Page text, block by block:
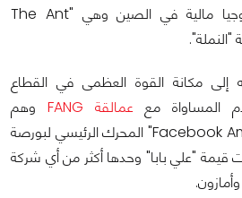
ويمتلك أكبر شركة تكنولوجيا مالية في الصين وهي "The Ant
إلى مكانة القوة العظمى في القطاع
المساواة مع عمالقة FANG
وهم
"Facebook Amazon Netflix Google" المحرك الرئيسي لبورصة
قيمة "علي بابا" وحدها أكثر من أي شركة